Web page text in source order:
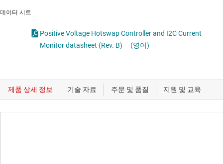
데이터 시트
Positive Voltage Hotswap Controller and I2C Current
Monitor datasheet (Rev. B)
(영어)